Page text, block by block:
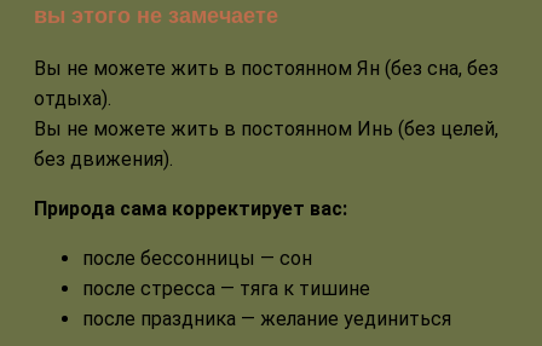
вы этого не замечаете
Вы не можете жить в постоянном Ян (без сна, без
отдыха).
Вы не можете жить в постоянном Инь (без целей,
без движения).
Природа сама корректирует вас:
после бессонницы — сон
после стресса — тяга к тишине
после праздника — желание уединиться